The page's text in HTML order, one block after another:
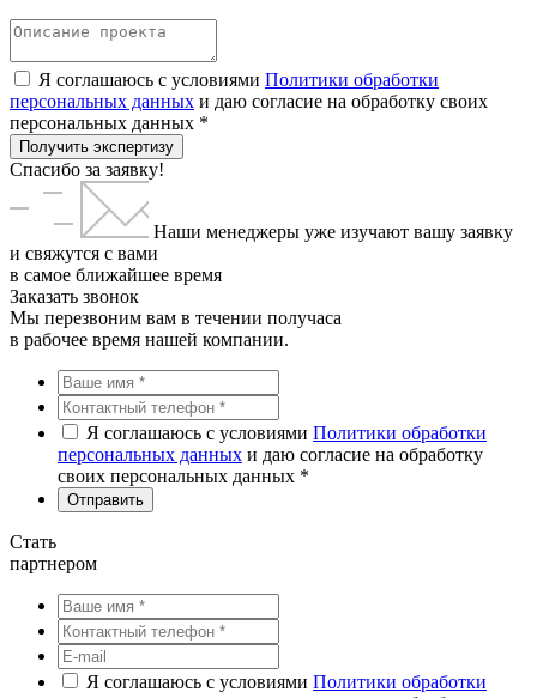
Я соглашаюсь с условиями Политики обработки
персональных данных и даю согласие на обработку своих
персональных данных *
Получить экспертизу
Спасибо за заявку!
Наши менеджеры уже изучают вашу заявку
и свяжутся с вами
в самое ближайшее время
Заказать звонок
Мы перезвоним вам в течении получаса
в рабочее время нашей компании.
Я соглашаюсь с условиями Политики обработки
персональных данных и даю согласие на обработку
своих персональных данных *
Стать
партнером
Я соглашаюсь с условиями Политики обработки